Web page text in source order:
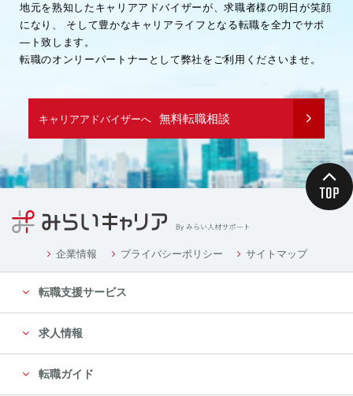
（３）取引先企業情報
・業務を履行するため
・企業様へ各種連絡を行うため
（４）募集や採用に応募頂く方の情報
（５）当社従業者の情報
・人事や労務、福利厚生などの業務連絡のため
４．個人情報の委託について
当社は、業務を円滑に進める等の理由から、業務の一
部を外部に委託する際に、個人情報を委託す
る場合があります。ただし、委託先に開示するお客様
の個人情報は、当該業務の委託に必要となる
最小限の個人情報のみとし、かつ使用範囲もその範囲
に限定します。
尚、委託先は、十分な個人情報の保護水準を満たして
いる委託先を選定し、安全管理が図られるよ
う、委託先に対する必要かつ適切な管理監督をいたし
地元を熟知したキャリアアドバイザーが、求職者様の明日が笑顔
になり、
そして豊かなキャリアライフとなる転職を全力でサポ
―ト致します。
転職のオンリーパートナーとして弊社をご利用くださいませ。
キャリアアドバイザーへ 無料転職相談
企業情報 プライバシーポリシー サイトマップ
転職支援サービス
求人情報
転職ガイド